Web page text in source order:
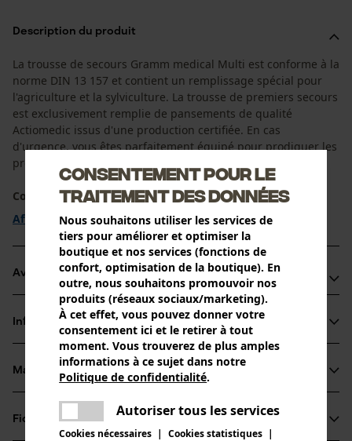
Description du produit
La trousse de secours Gramm medical Multi est conforme à la
norme DIN 13 157 et contient un remplissage spécial pour
l'agriculture et la sylviculture. La trousse de premiers secours
est exclusivement remplie de pansements de qualité
Actiomedic issus d'une production certifiée. En cas
d'urgence, vous êtes parfaitement équipé pour prodiguer les
premiers soins.
Contenu ...
Afficher plus
Avantages du produit
Boîte de premiers secours avec de nombreuses
extensions, spécialement conçue pour la sylviculture et
l'agriculture
Boîte de pansements résistante aux chocs et à la rupture
Simple et pratique à retirer du support mural en un tour de
Informations sur le produit
Détails du produit
Type dactivité
Premiers secours, Bander
Matériau & entretien
Matériau
Fiches techniques
Consentement pour le
traitement des données
Nous souhaitons utiliser les services de
tiers pour améliorer et optimiser la
boutique et nos services (fonctions de
confort, optimisation de la boutique). En
outre, nous souhaitons promouvoir nos
produits (réseaux sociaux/marketing).
À cet effet, vous pouvez donner votre
consentement ici et le retirer à tout
moment. Vous trouverez de plus amples
informations à ce sujet dans notre
Politique de confidentialité.
Autoriser tous les services
Cookies nécessaires | Cookies statistiques |
Une erreur s'est produite.
Veuillez essayer encore.
partager
partager